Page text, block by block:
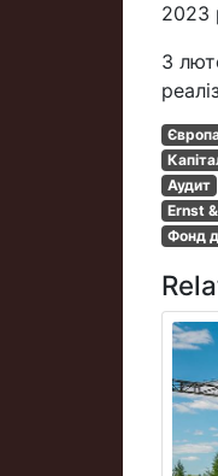
2023
З
Аудит
Ernst
Фонд